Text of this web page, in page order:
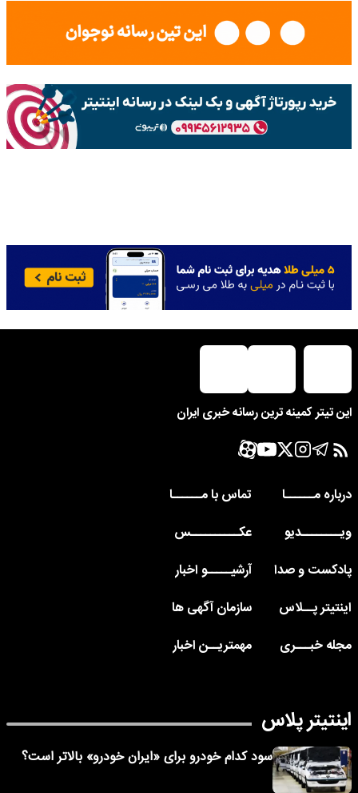
این تیتر کمینه ترین رسانه خبری ایران
درباره مــــــا
تماس با مــــــا
ویــــــــدیو
عکــــــــــس
پادکست و صدا
آرشیـــــو اخبار
اینتیتر پــلاس
سازمان آگهی ها
مجله خبـــری
مهمتریــن اخبار
اینتیتر پلاس
سود کدام خودرو برای «ایران خودرو» بالاتر است؟